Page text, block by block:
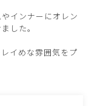
インナーにオレン
した。
イめな雰囲気をプ